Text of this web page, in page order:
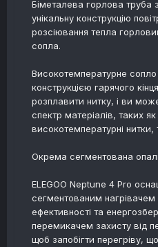
Біметалева горлова труба
унікальну конструкцію
розсіювання тепла
сопла.
Високотемпературне
конструкцією гарячого
розплавити нитку, і ви
спектр матеріалів, таких
високотемпературні нитки,
Окрема сегментована
ELEGOO Neptune 4 Pro
сегментованим нагрівачем
ефективності та
перемикачем захисту від
щоб запобігти перегріву,